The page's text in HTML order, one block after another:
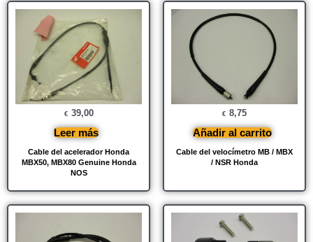
Cable del acelerador Honda
MBX50, MBX80 Genuine Honda
NOS
€ 39,00
Leer más
Cable del velocímetro MB / MBX
/ NSR Honda
€ 8,75
Añadir al carrito